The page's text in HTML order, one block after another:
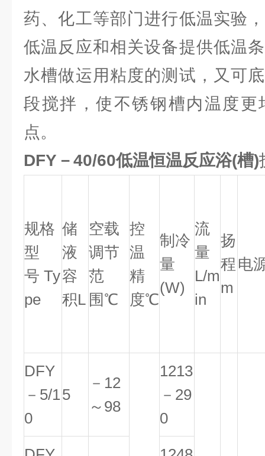
药、化工等部门进行低温实验
低温反应和相关设备提供低温
水槽做运用粘度的测试，又可
段搅拌，使不锈钢槽内温度更
点。
DFY－40/60低温恒温反应浴(槽)
规格
型
号 Ty
pe
储
液
容
积L
空载
调节
范
围℃
控
温
精
度℃
制冷
量
(W)
流
量
L/m
in
扬
程
m
电
DFY
－5/1
0
5
－12
～98
1213
－29
0